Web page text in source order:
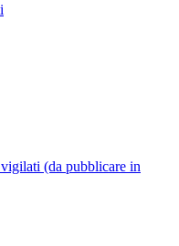
(da pubblicare in